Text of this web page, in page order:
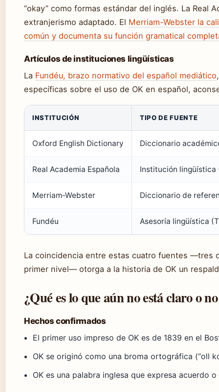
“okay” como formas estándar del inglés. La Real
extranjerismo adaptado. El Merriam-Webster la
común y documenta su función gramatical
Artículos de instituciones lingüísticas
La Fundéu, brazo normativo del español mediático
específicas sobre el uso de OK en español,
INSTITUCIÓN TIPO DE FUENTE
Oxford English Dictionary Diccionario
Real Academia Española Institución lingüística
Merriam-Webster Diccionario de
Fundéu Asesoría lingüística
La coincidencia entre estas cuatro fuentes —tres
primer nivel— otorga a la historia de OK un
¿Qué es lo que aún no está claro o
Hechos confirmados
El primer uso impreso de OK es de 1839 en el
OK se originó como una broma ortográfica (“oll
OK es una palabra inglesa que expresa acuerdo